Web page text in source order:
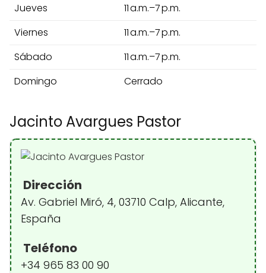
Jueves
11 a.m.–7 p.m.
Viernes
11 a.m.–7 p.m.
Sábado
11 a.m.–7 p.m.
Domingo
Cerrado
Jacinto Avargues Pastor
Dirección
Av. Gabriel Miró, 4, 03710 Calp, Alicante,
España
Teléfono
+34 965 83 00 90